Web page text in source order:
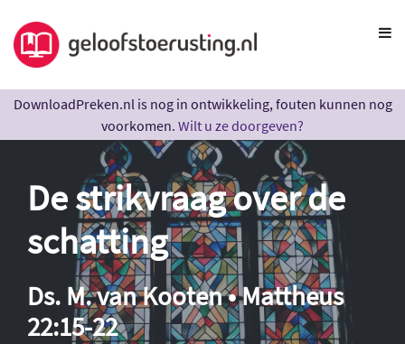
DownloadPreken.nl is nog in ontwikkeling, fouten kunnen nog
voorkomen. Wilt u ze doorgeven?
De strikvraag over de
schatting
Ds. M. van Kooten • Mattheus
22:15-22